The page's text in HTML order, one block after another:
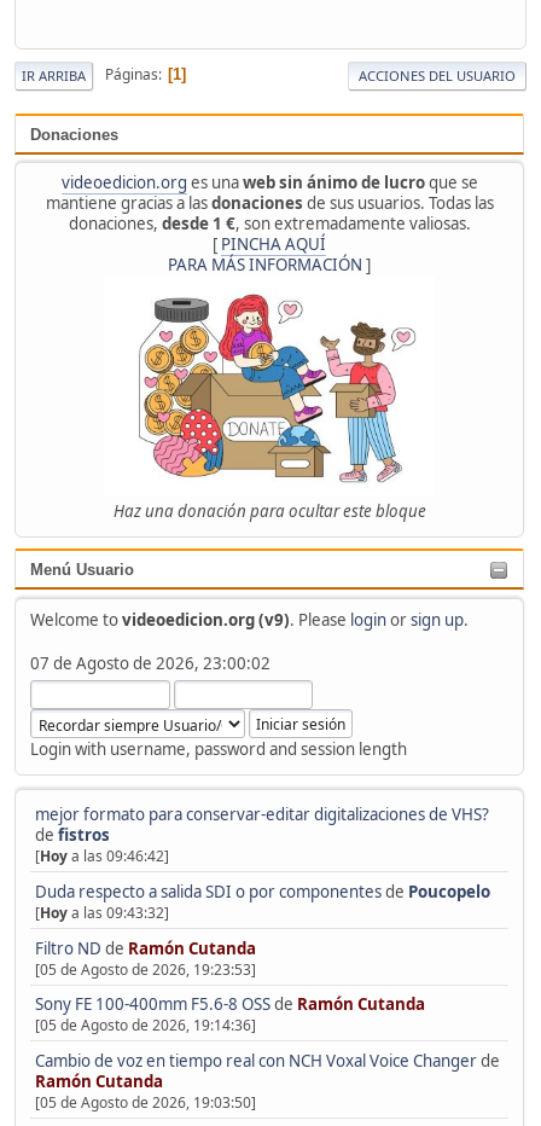
Donaciones
videoedicion.org es unaweb sin ánimo de lucroque se
mantiene gracias a lasdonaciones de sus usuarios. Todas las
donaciones, desde 1 €, son extremadamente valiosas.
[ PINCHA AQUÍ
PARA MÁS INFORMACIÓN ]
Haz una donación para ocultar este bloque
Menú Usuario
Welcome tovideoedicion.org (v9). Please loginorsign up.
07 de Agosto de 2026, 23:00:02
Login with username, password and session length
mejor formato para conservar-editar digitalizaciones de VHS?
de fistros
[Hoya las 09:46:42]
Duda respecto a salida SDI o por componentesde Poucopelo
[Hoya las 09:43:32]
Filtro ND de Ramón Cutanda
[05 de Agosto de 2026, 19:23:53]
Sony FE 100-400mm F5.6-8 OSSde Ramón Cutanda
[05 de Agosto de 2026, 19:14:36]
Cambio de voz en tiempo real con NCH Voxal Voice Changerde
Ramón Cutanda
[05 de Agosto de 2026, 19:03:50]
IR ARRIBA Páginas 1 ACCIONES DEL USUARIO